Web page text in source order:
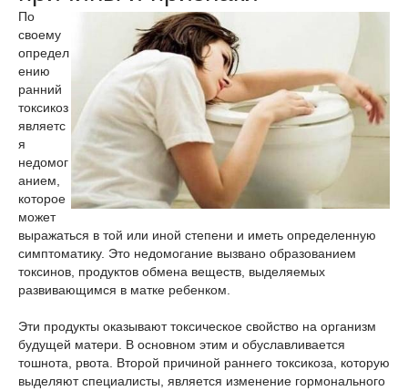
По
своему
определ
ению
ранний
токсикоз
являетс
я
недомог
анием,
которое
может
выражаться в той или иной степени и иметь определенную
симптоматику. Это недомогание вызвано образованием
токсинов, продуктов обмена веществ, выделяемых
развивающимся в матке ребенком.
Эти продукты оказывают токсическое свойство на организм
будущей матери. В основном этим и обуславливается
тошнота, рвота. Второй причиной раннего токсикоза, которую
выделяют специалисты, является изменение гормонального